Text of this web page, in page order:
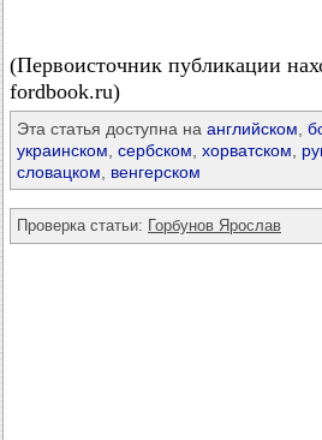
(Первоисточник публикации
fordbook.ru)
Эта статья доступна на английском
украинском сербском хорватском
словацком
венгерском
Проверка статьи: Горбунов Ярослав